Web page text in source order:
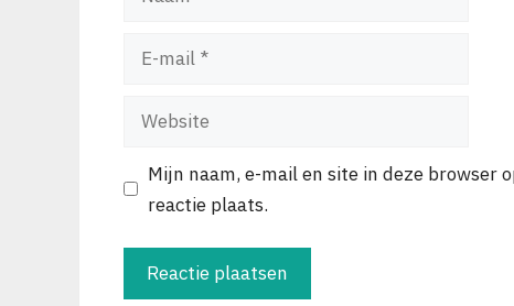
Website
Mijn naam, e-mail en site in deze browser
reactie plaats.